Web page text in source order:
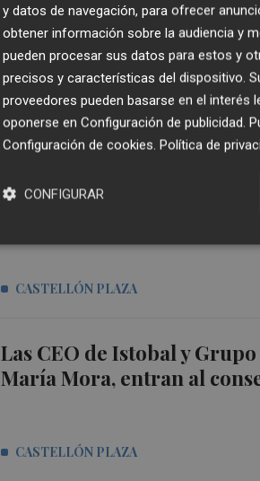
Castellón suma 15
nuevos brotes en la
CASTELLÓN PLAZA
Los barrios de Vila-real
CASTELLÓN PLAZA
Las CEO de Istobal y
María Mora, entran al
CASTELLÓN PLAZA
y datos de navegación, para ofrecer
obtener información sobre la audiencia y
pueden procesar sus datos para estos y
precisos y características del dispositivo.
proveedores pueden basarse en el interés
oponerse en Configuración de publicidad.
Configuración de cookies. Política de
CONFIGURAR